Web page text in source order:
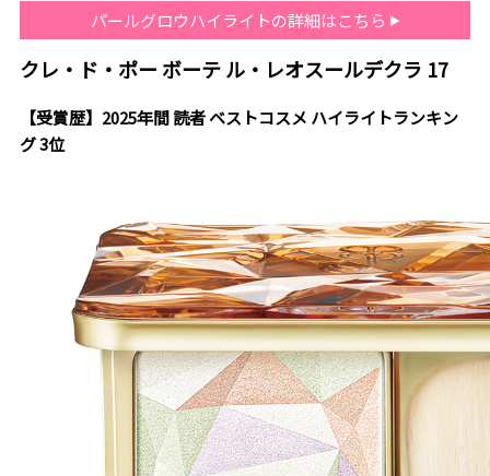
パールグロウハイライトの詳細はこちら
クレ・ド・ポー ボーテ ル・レオスールデクラ 17
【受賞歴】2025年間 読者 ベストコスメ ハイライトランキン
グ 3位